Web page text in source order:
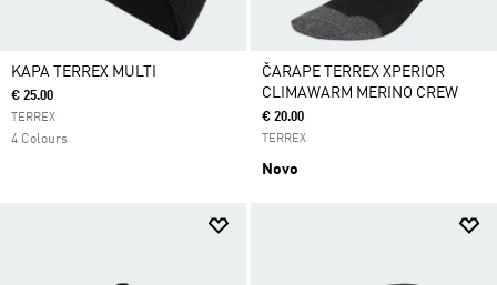
KAPA TERREX MULTI
€ 25.00
TERREX
4 Colours
ČARAPE TERREX XPERIOR
CLIMAWARM MERINO CREW
€ 20.00
TERREX
Novo